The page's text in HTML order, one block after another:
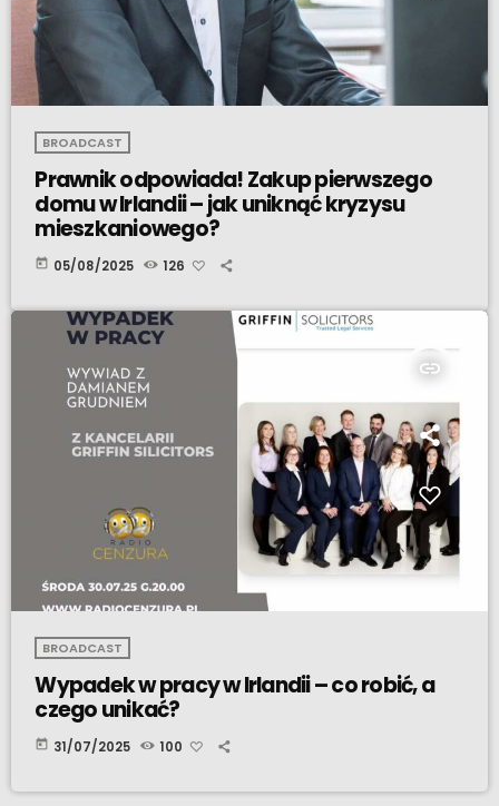
BROADCAST
Prawnik odpowiada! Zakup pierwszego
domu w Irlandii – jak uniknąć kryzysu
mieszkaniowego?
today 05/08/2025 126
insert_link
BROADCAST
Wypadek w pracy w Irlandii – co robić, a
czego unikać?
today 31/07/2025 100